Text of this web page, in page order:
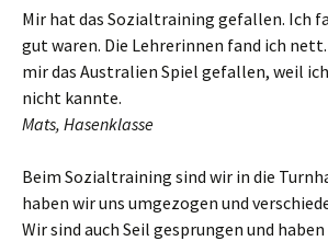
Mir hat das Sozialtraining gefallen. Ich
gut waren. Die Lehrerinnen fand ich
mir das Australien Spiel gefallen, weil
nicht kannte.
Mats, Hasenklasse
Beim Sozialtraining sind wir in die
haben wir uns umgezogen und
Wir sind auch Seil gesprungen und